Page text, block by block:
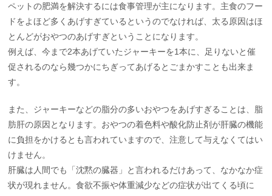
ペットの肥満を解決するには食事管理が主になります。主食のフー
ドをよほど多くあげすぎているというのでなければ、太る原因はほ
とんどがおやつのあげすぎということになります。
例えば、今まで2本あげていたジャーキーを1本に、足りないと催
促されるのなら幾つかにちぎってあげるとごまかすことも出来ま
す。
また、ジャーキーなどの脂分の多いおやつをあげすぎることは、脂
肪肝の原因となります。おやつの着色料や酸化防止剤が肝臓の機能
に負担をかけるとも言われていますので、注意して与えなくてはい
けません。
肝臓は人間でも「沈黙の臓器」と言われるだけあって、なかなか症
状が現れません。食欲不振や体重減少などの症状が出てくる頃に